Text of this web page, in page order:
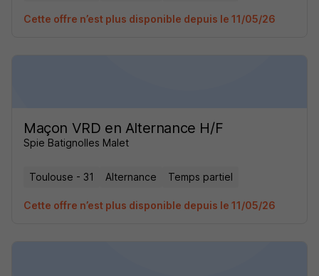
Cette offre n’est plus disponible depuis le 11/05/26
Maçon VRD en Alternance H/F
Spie Batignolles Malet
Toulouse - 31 Alternance Temps partiel
Cette offre n’est plus disponible depuis le 11/05/26